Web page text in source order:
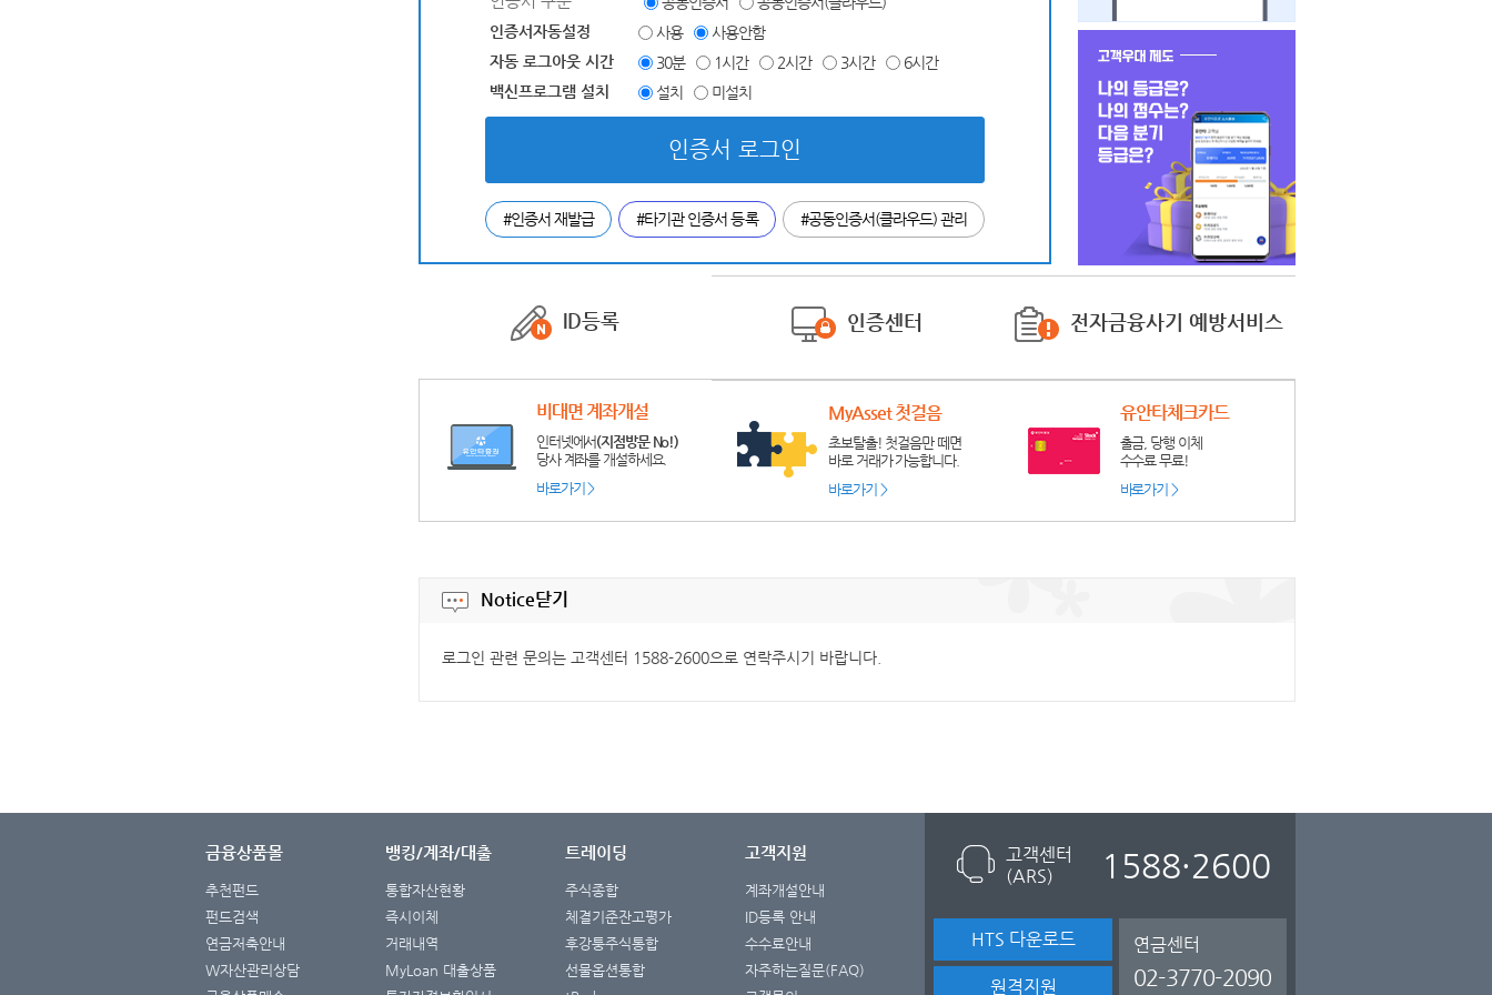
인증서자동설정
사용
사용안함
자동 로그아웃 시간
30분 1시간 2시간 3시간
6시간
백신프로그램 설치
설치 미설치
인증서 로그인
#인증서 재발급 #타기관 인증서 등록 #공동인증서(클라우드) 관리
ID등록 인증센터 전자금융사기 예방서비스
비대면 계좌개설
인터넷에서(지점방문 No!)
당사 계좌를 개설하세요.
바로가기 >
MyAsset 첫걸음
초보탈출! 첫걸음만 떼면
바로 거래가 가능합니다.
바로가기 >
유안타체크카드
출금, 당행 이체
수수료 무료!
바로가기 >
Notice닫기
로그인 관련 문의는 고객센터 1588-2600으로 연락주시기 바랍니다.
금융상품몰
추천펀드
펀드검색
연금저축안내
W자산관리상담
뱅킹/계좌/대출
통합자산현황
즉시이체
거래내역
MyLoan 대출상품
트레이딩
주식종합
체결기준잔고평가
후강퉁주식통합
선물옵션통합
고객지원
계좌개설안내
ID등록 안내
수수료안내
자주하는질문(FAQ)
고객센터
(ARS)
1588·2600
HTS 다운로드
원격지원
연금센터
02-3770-2090